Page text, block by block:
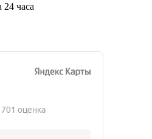
24 часа